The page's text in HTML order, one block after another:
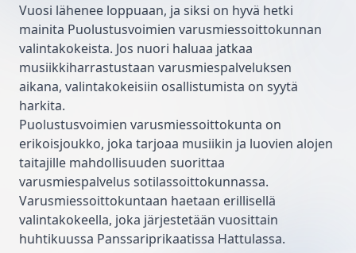
Vuosi lähenee loppuaan, ja siksi on hyvä hetki
mainita Puolustusvoimien varusmiessoittokunnan
valintakokeista. Jos nuori haluaa jatkaa
musiikkiharrastustaan varusmiespalveluksen
aikana, valintakokeisiin osallistumista on syytä
harkita.
Puolustusvoimien varusmiessoittokunta on
erikoisjoukko, joka tarjoaa musiikin ja luovien alojen
taitajille mahdollisuuden suorittaa
varusmiespalvelus sotilassoittokunnassa.
Varusmiessoittokuntaan haetaan erillisellä
valintakokeella, joka järjestetään vuosittain
huhtikuussa Panssariprikaatissa Hattulassa.